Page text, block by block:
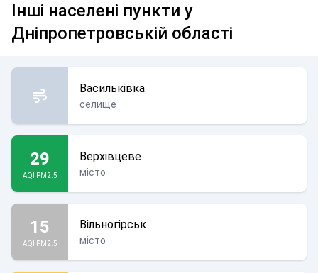
Інші населені пункти у
Дніпропетровській області
Васильківка
селище
29
AQI PM2.5
Верхівцеве
місто
15
AQI PM2.5
Вільногірськ
місто